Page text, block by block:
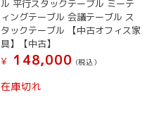
ル 平行スタックテーブル ミーテ
ィングテーブル 会議テーブル ス
タックテーブル 【中古オフィス家
具】【中古】
¥
148,000 (税込）
在庫切れ